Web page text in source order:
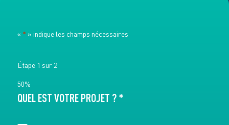
« * » indique les champs nécessaires
Étape 1 sur 2
50%
QUEL EST VOTRE PROJET ? *